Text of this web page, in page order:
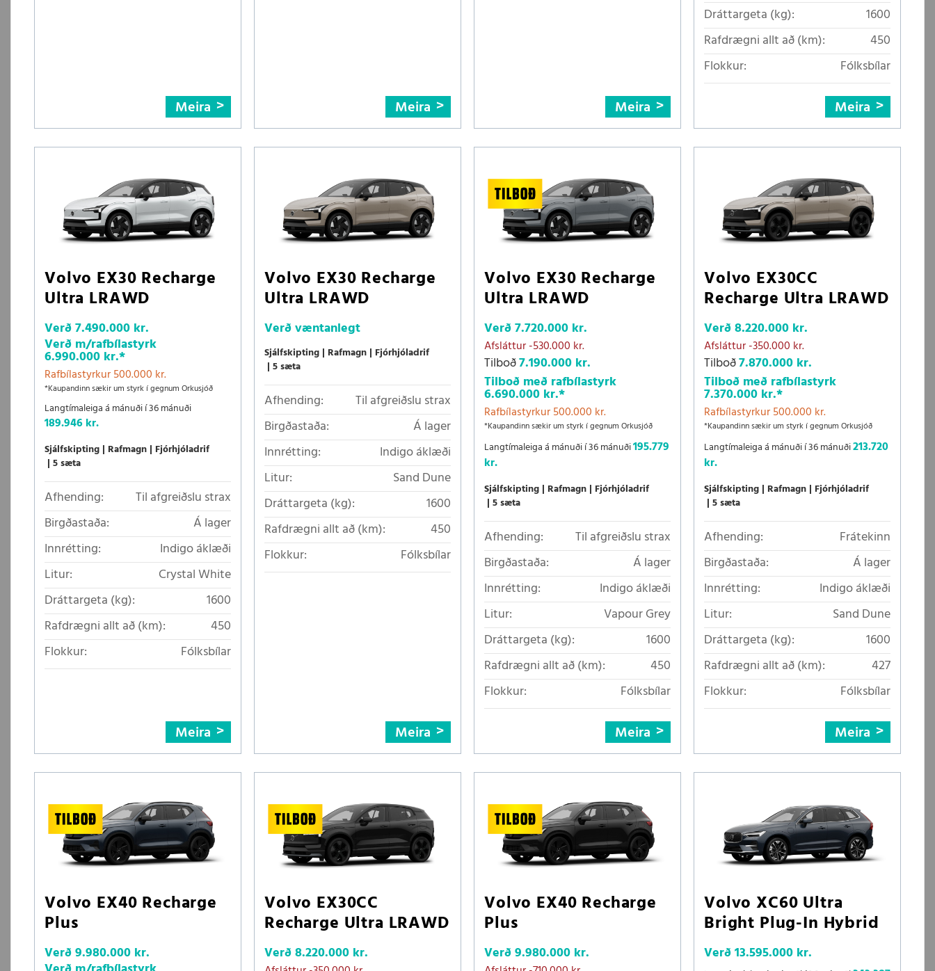
Meira Meira Meira
Dráttargeta (kg):
1600
Rafdrægni allt að (km):
450
Flokkur:
Fólksbílar
Meira
Volvo EX30 Recharge
Ultra LRAWD
Verð7.490.000 kr.
Verð m/rafbílastyrk
6.990.000 kr.*
Rafbílastyrkur 500.000 kr.
*Kaupandinn sækir um styrk í gegnum Orkusjóð
Langtímaleiga á mánuði í 36 mánuði
189.946 kr.
Sjálfskipting Rafmagn Fjórhjóladrif
5 sæta
Afhending:
Til afgreiðslu strax
Birgðastaða:
Á lager
Innrétting:
Indigo áklæði
Litur:
Crystal White
Dráttargeta (kg):
1600
Rafdrægni allt að (km):
450
Flokkur:
Fólksbílar
Meira
Volvo EX30 Recharge
Ultra LRAWD
Verðvæntanlegt
Sjálfskipting Rafmagn Fjórhjóladrif
5 sæta
Afhending:
Til afgreiðslu strax
Birgðastaða:
Á lager
Innrétting:
Indigo áklæði
Litur:
Sand Dune
Dráttargeta (kg):
1600
Rafdrægni allt að (km):
450
Flokkur:
Fólksbílar
Meira
Volvo EX30 Recharge
Ultra LRAWD
Verð7.720.000 kr.
Afsláttur-530.000 kr.
Tilboð7.190.000 kr.
Tilboð með rafbílastyrk
6.690.000 kr.*
Rafbílastyrkur 500.000 kr.
*Kaupandinn sækir um styrk í gegnum Orkusjóð
Langtímaleiga á mánuði í 36 mánuði195.779
kr.
Sjálfskipting Rafmagn Fjórhjóladrif
5 sæta
Afhending:
Til afgreiðslu strax
Birgðastaða:
Á lager
Innrétting:
Indigo áklæði
Litur:
Vapour Grey
Dráttargeta (kg):
1600
Rafdrægni allt að (km):
450
Flokkur:
Fólksbílar
Meira
Volvo EX30CC
Recharge Ultra LRAWD
Verð8.220.000 kr.
Afsláttur-350.000 kr.
Tilboð7.870.000 kr.
Tilboð með rafbílastyrk
7.370.000 kr.*
Rafbílastyrkur 500.000 kr.
*Kaupandinn sækir um styrk í gegnum Orkusjóð
Langtímaleiga á mánuði í 36 mánuði213.720
kr.
Sjálfskipting Rafmagn Fjórhjóladrif
5 sæta
Afhending:
Frátekinn
Birgðastaða:
Á lager
Innrétting:
Indigo áklæði
Litur:
Sand Dune
Dráttargeta (kg):
1600
Rafdrægni allt að (km):
427
Flokkur:
Fólksbílar
Meira
Volvo EX40 Recharge
Plus
Verð9.980.000 kr.
Volvo EX30CC
Recharge Ultra LRAWD
Verð8.220.000 kr.
Volvo EX40 Recharge
Plus
Verð9.980.000 kr.
Volvo XC60 Ultra
Bright Plug-In Hybrid
Verð13.595.000 kr.